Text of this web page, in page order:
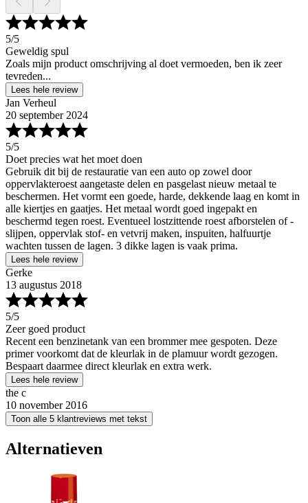
5/5
Geweldig spul
Zoals mijn product omschrijving al doet vermoeden, ben ik zeer
tevreden...
Lees hele review
Jan Verheul
20 september 2024
5/5
Doet precies wat het moet doen
Gebruik dit bij de restauratie van een auto op zowel door
oppervlakteroest aangetaste delen en pasgelast nieuw metaal te
beschermen. Het vormt een goede, harde, dekkende laag en komt in
alle kiertjes en gaatjes. Het metaal wordt goed ingepakt en
beschermd tegen roest. Eventueel lostzittende roest afborstelen of -
slijpen, oppervlak stof- en vetvrij maken, inspuiten, halfuurtje
wachten tussen de lagen. 3 dikke lagen is vaak prima.
Lees hele review
Gerke
13 augustus 2018
5/5
Zeer goed product
Recent een benzinetank van een brommer mee gespoten. Deze
primer voorkomt dat de kleurlak in de plamuur wordt gezogen.
Bespaart daarmee direct kleurlak en extra werk.
Lees hele review
the c
10 november 2016
Toon alle 5 klantreviews met tekst
Alternatieven